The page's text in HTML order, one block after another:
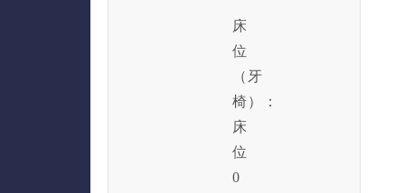
床
位
（牙
椅）：
床
位
0